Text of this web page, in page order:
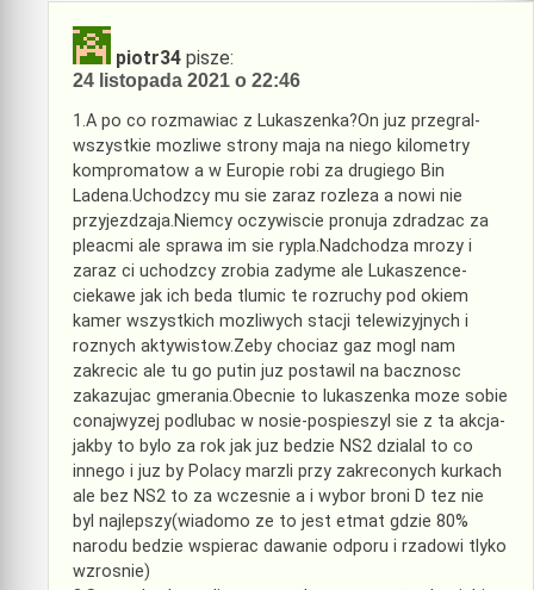
piotr34 pisze:
24 listopada 2021 o 22:46
1.A po co rozmawiac z Lukaszenka?On juz przegral-
wszystkie mozliwe strony maja na niego kilometry
kompromatow a w Europie robi za drugiego Bin
Ladena.Uchodzcy mu sie zaraz rozleza a nowi nie
przyjezdzaja.Niemcy oczywiscie pronuja zdradzac za
pleacmi ale sprawa im sie rypla.Nadchodza mrozy i
zaraz ci uchodzcy zrobia zadyme ale Lukaszence-
ciekawe jak ich beda tlumic te rozruchy pod okiem
kamer wszystkich mozliwych stacji telewizyjnych i
roznych aktywistow.Zeby chociaz gaz mogl nam
zakrecic ale tu go putin juz postawil na bacznosc
zakazujac gmerania.Obecnie to lukaszenka moze sobie
conajwyzej podlubac w nosie-pospieszyl sie z ta akcja-
jakby to bylo za rok jak juz bedzie NS2 dzialal to co
innego i juz by Polacy marzli przy zakreconych kurkach
ale bez NS2 to za wczesnie a i wybor broni D tez nie
byl najlepszy(wiadomo ze to jest etmat gdzie 80%
narodu bedzie wspierac dawanie odporu i rzadowi tlyko
wzrosnie)